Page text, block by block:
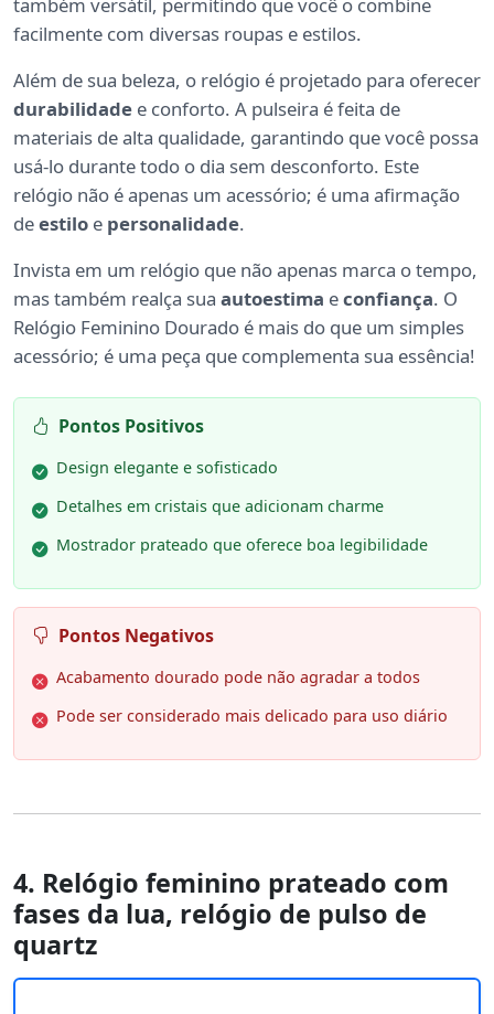
também versátil, permitindo que você o combine
facilmente com diversas roupas e estilos.
Além de sua beleza, o relógio é projetado para oferecer
durabilidade e conforto. A pulseira é feita de
materiais de alta qualidade, garantindo que você possa
usá-lo durante todo o dia sem desconforto. Este
relógio não é apenas um acessório; é uma afirmação
deestilo e personalidade.
Invista em um relógio que não apenas marca o tempo,
mas também realça sua autoestima econfiança. O
Relógio Feminino Dourado é mais do que um simples
acessório; é uma peça que complementa sua essência!
Pontos Positivos
Design elegante e sofisticado
Detalhes em cristais que adicionam charme
Mostrador prateado que oferece boa legibilidade
Pontos Negativos
Acabamento dourado pode não agradar a todos
Pode ser considerado mais delicado para uso diário
4. Relógio feminino prateado com
fases da lua, relógio de pulso de
quartz